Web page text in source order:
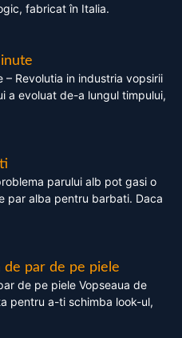
fabricat în Italia.
– Revolutia in industria vopsirii
a evoluat de-a lungul timpului,
parului alb pot gasi o
par alba pentru barbati. Daca
de par de pe piele
de pe piele Vopseaua de
pentru a-ti schimba look-ul,